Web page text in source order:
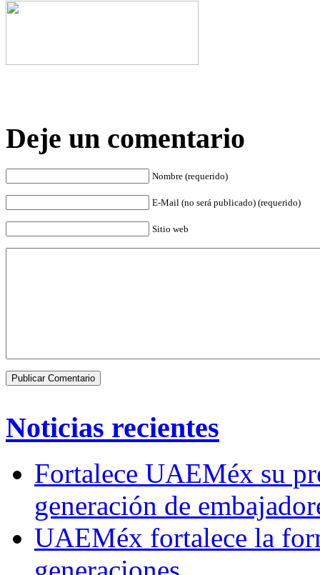
Deje un comentario
Nombre (requerido)
E-Mail (no será publicado) (requerido)
Sitio web
Noticias recientes
Fortalece UAEMéx su
generación de
UAEMéx fortalece la